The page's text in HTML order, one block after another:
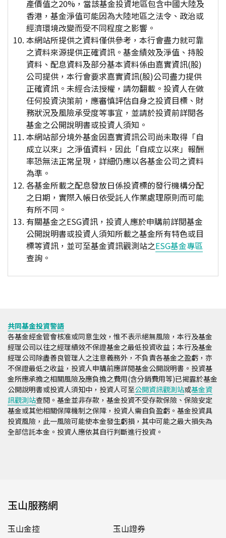
產價值之20%，當該基金投資地區包含中國大陸及
香港，基金淨值可能因為大陸地區之法令、政治或
經濟環境改變而受不同程度之影響。
本網站所提供之資料僅供參考，本行會盡力就可靠
之資料來源提供正確資訊。基金績效及淨值、持股
資料、配息資料及部分基本資料係由嘉實資訊(股)
公司提供，本行會要求嘉實資訊(股)公司盡力提供
正確資訊。未經合法授權，請勿翻載。投資人在做
任何投資決策前，應審慎評估自身之投資目標、財
務狀況及風險承受度等事宜，並請於投資前詳閱各
基金之公開說明書或投資人須知。
本網站部分境外基金因嘉實資訊公司尚未取得「自
成立以來」之淨值資料，因此「自成立以來」報酬
率恐無法正常呈現，詳細仍應以各基金公司之資料
為準。
各基金所載之配息發放日係投資標的發行機構分配
之日期，實際入帳日依受託人作業處理原則而可能
有所不同。
有關基金之ESG資訊，投資人應於申購前詳閱基金
公開說明書或投資人須知所載之基金所有特色或目
標等資訊，並可至基金資訊觀測站之ESG基金專區
查詢。
共同基金投資警語
各基金經金管會核准或同意生效，惟不表示絕無風險，本行及基金
經理公司以往之經理績效不保證基金之最低投資收益；本行及基金
經理公司除盡善良管理人之注意義務外，不負責各基金之盈虧，亦
不保證最低之收益，投資人申購前應詳閱基金公開說明書。投資基
金所應承擔之相關風險及應負擔之費用(含分銷費用等)已揭露於基金
公開說明書或投資人須知中，投資人可至公開資訊觀測站或基金資
訊觀測站查閱。基金並非存款，基金投資不受存款保險、保險安定
基金或其他相關保障機制之保障，投資人需自負盈虧。基金投資具
投資風險，此一風險可能使本金發生虧損，其中可能之最大損失為
全部信託本金。投資人應依其自行判斷進行投資。
玉山服務網
玉山金控
玉山證券